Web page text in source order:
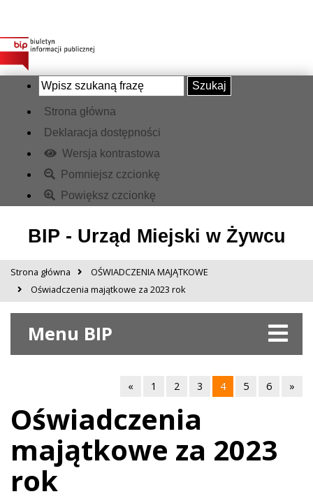
Szukaj
Strona główna
Deklaracja dostępności
Wersja kontrastowa
Pomniejsz czcionkę
Powiększ czcionkę
BIP - Urząd Miejski w Żywcu
Strona główna
OŚWIADCZENIA MAJĄTKOWE
Oświadczenia majątkowe za 2023 rok
Menu BIP
« 1 2 3 4 5 6 »
Oświadczenia
majątkowe za 2023
rok